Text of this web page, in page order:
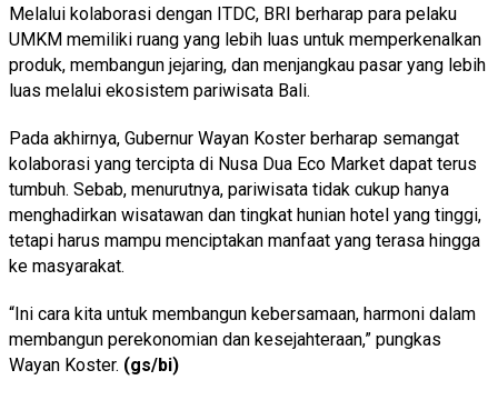
Melalui kolaborasi dengan ITDC, BRI berharap para pelaku
UMKM memiliki ruang yang lebih luas untuk memperkenalkan
produk, membangun jejaring, dan menjangkau pasar yang lebih
luas melalui ekosistem pariwisata Bali.
Pada akhirnya, Gubernur Wayan Koster berharap semangat
kolaborasi yang tercipta di Nusa Dua Eco Market dapat terus
tumbuh. Sebab, menurutnya, pariwisata tidak cukup hanya
menghadirkan wisatawan dan tingkat hunian hotel yang tinggi,
tetapi harus mampu menciptakan manfaat yang terasa hingga
ke masyarakat.
“Ini cara kita untuk membangun kebersamaan, harmoni dalam
membangun perekonomian dan kesejahteraan,” pungkas
Wayan Koster. (gs/bi)